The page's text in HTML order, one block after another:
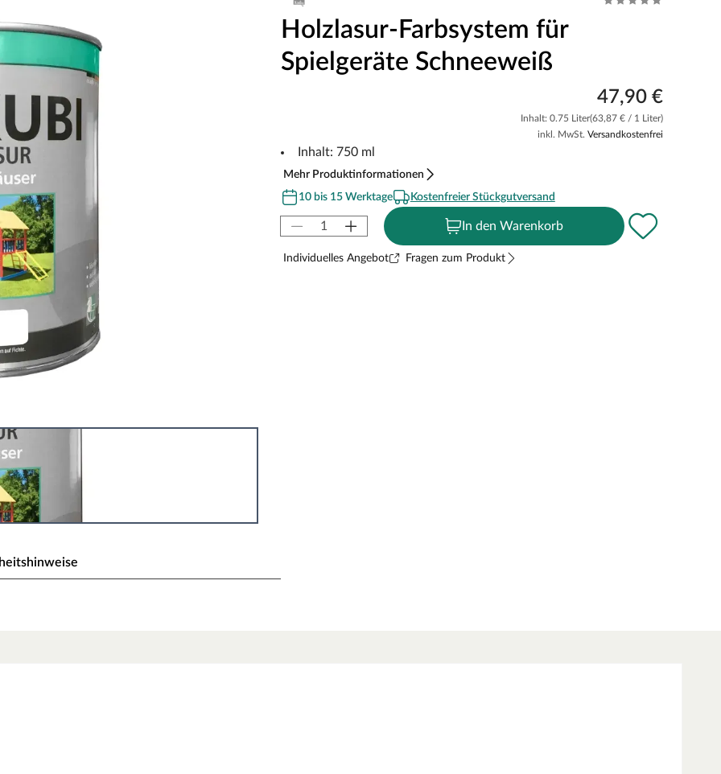
Holzlasur-Farbsystem für
Spielgeräte Schneeweiß
47,90 €
Inhalt: 0.75 Liter(63,87 € / 1 Liter)
inkl. MwSt. Versandkostenfrei
Inhalt: 750 ml
Mehr Produktinformationen
10 bis 15 Werktage
Kostenfreier Stückgutversand
In den Warenkorb
Individuelles Angebot Fragen zum Produkt